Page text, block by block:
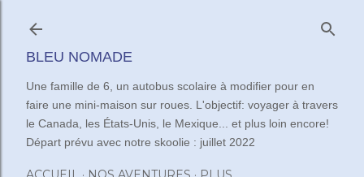
BLEU NOMADE
Une famille de 6, un autobus scolaire à modifier pour en
faire une mini-maison sur roues. L'objectif: voyager à travers
le Canada, les États-Unis, le Mexique... et plus loin encore!
Départ prévu avec notre skoolie : juillet 2022